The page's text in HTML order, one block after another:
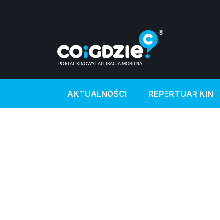
AKTUALNOŚCI REPERTUAR KIN